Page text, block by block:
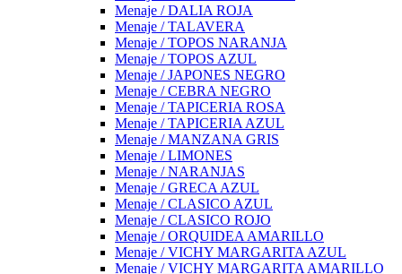
Menaje / DALIA ROJA
Menaje / TALAVERA
Menaje / TOPOS NARANJA
Menaje / TOPOS AZUL
Menaje / JAPONES NEGRO
Menaje / CEBRA NEGRO
Menaje / TAPICERIA ROSA
Menaje / TAPICERIA AZUL
Menaje / MANZANA GRIS
Menaje / LIMONES
Menaje / NARANJAS
Menaje / GRECA AZUL
Menaje / CLASICO AZUL
Menaje / CLASICO ROJO
Menaje / ORQUIDEA AMARILLO
Menaje / VICHY MARGARITA AZUL
Menaje / VICHY MARGARITA AMARILLO